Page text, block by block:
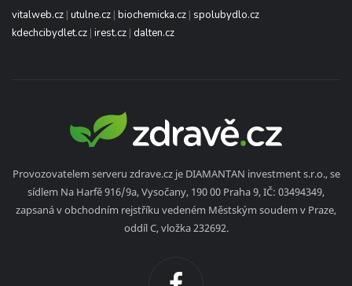
vitalweb.cz | utulne.cz | biochemicka.cz | spolubydlo.cz
kdechcibydlet.cz | irest.cz | dalten.cz
Provozovatelem serveru zdrave.cz je DIAMANTAN investment s.r.o., se
sídlem Na Harfě 916/9a, Vysočany, 190 00 Praha 9, IČ: 03494349,
zapsaná v obchodním rejstříku vedeném Městským soudem v Praze,
oddíl C, vložka 232692.